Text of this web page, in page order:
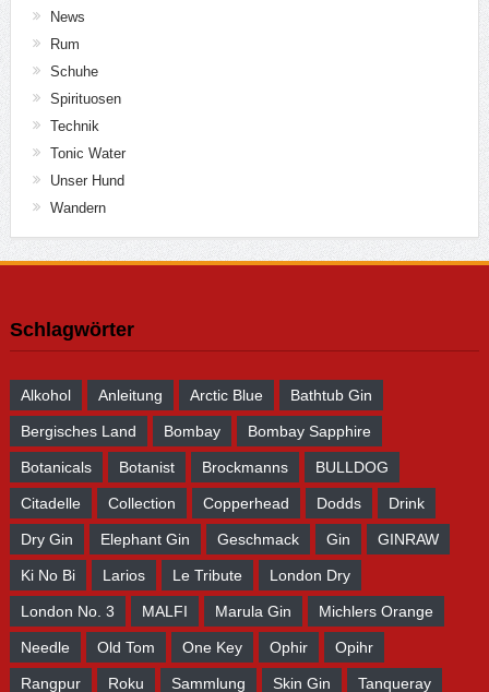
News
Rum
Schuhe
Spirituosen
Technik
Tonic Water
Unser Hund
Wandern
Schlagwörter
Alkohol Anleitung Arctic Blue Bathtub Gin
Bergisches Land Bombay Bombay Sapphire
Botanicals Botanist Brockmanns BULLDOG
Citadelle Collection Copperhead Dodds Drink
Dry Gin Elephant Gin Geschmack Gin GINRAW
Ki No Bi Larios Le Tribute London Dry
London No. 3 MALFI Marula Gin Michlers Orange
Needle Old Tom One Key Ophir Opihr
Rangpur Roku Sammlung Skin Gin Tanqueray